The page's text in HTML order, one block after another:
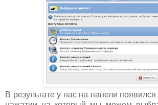
В результате у нас на панели